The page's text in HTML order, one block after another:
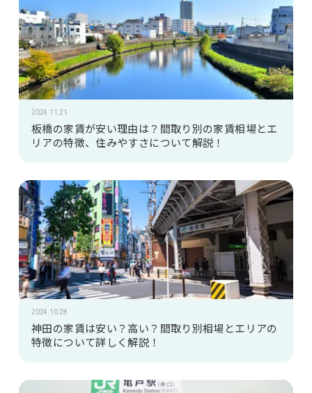
2024.11.21
板橋の家賃が安い理由は？間取り別の家賃相場とエ
リアの特徴、住みやすさについて解説！
2024.10.28
神田の家賃は安い？高い？間取り別相場とエリアの
特徴について詳しく解説！